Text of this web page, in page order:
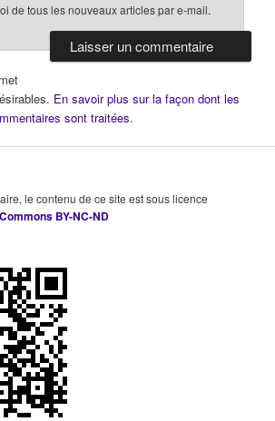
de tous les nouveaux articles par e-mail.
En savoir plus sur la façon dont les
sont traitées.
le contenu de ce site est sous licence
BY-NC-ND